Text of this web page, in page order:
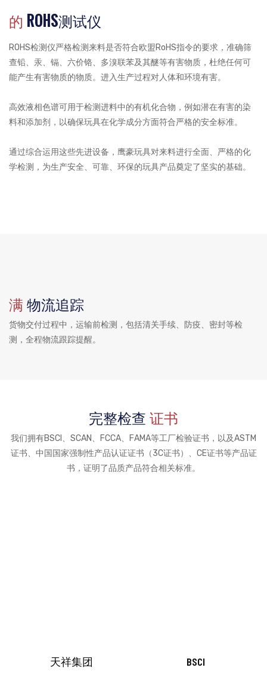
的 ROHS测试仪
ROHS检测仪严格检测来料是否符合欧盟RoHS指令的要求，准确筛
查铅、汞、镉、六价铬、多溴联苯及其醚等有害物质，杜绝任何可
能产生有害物质的物质。进入生产过程对人体和环境有害。
高效液相色谱可用于检测进料中的有机化合物，例如潜在有害的染
料和添加剂，以确保玩具在化学成分方面符合严格的安全标准。
通过综合运用这些先进设备，鹰豪玩具对来料进行全面、严格的化
学检测，为生产安全、可靠、环保的玩具产品奠定了坚实的基础。
满物流追踪
货物交付过程中，运输前检测，包括清关手续、防疫、密封等检
测，全程物流跟踪提醒。
完整检查证书
我们拥有BSCI、SCAN、FCCA、FAMA等工厂检验证书，以及ASTM
证书、中国国家强制性产品认证证书（3C证书）、CE证书等产品证
书，证明了品质产品符合相关标准。
天祥集团 BSCI